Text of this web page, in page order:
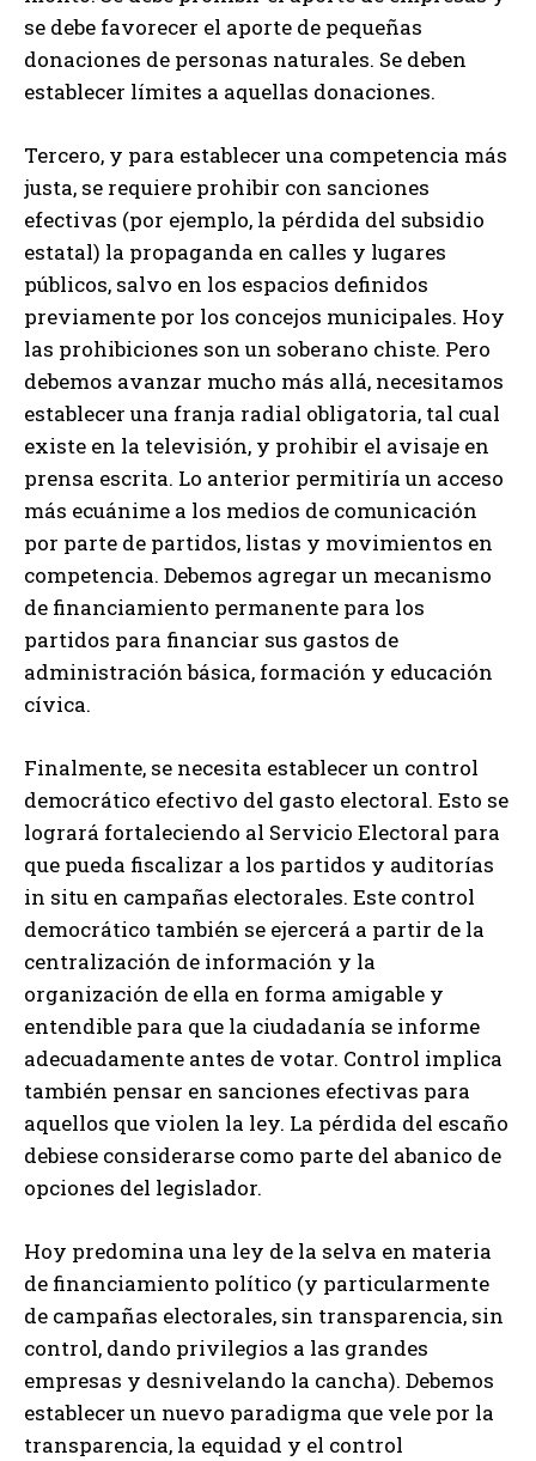
se debe favorecer el aporte de pequeñas
donaciones de personas naturales. Se deben
establecer límites a aquellas donaciones.
Tercero, y para establecer una competencia más
justa, se requiere prohibir con sanciones
efectivas (por ejemplo, la pérdida del subsidio
estatal) la propaganda en calles y lugares
públicos, salvo en los espacios definidos
previamente por los concejos municipales. Hoy
las prohibiciones son un soberano chiste. Pero
debemos avanzar mucho más allá, necesitamos
establecer una franja radial obligatoria, tal cual
existe en la televisión, y prohibir el avisaje en
prensa escrita. Lo anterior permitiría un acceso
más ecuánime a los medios de comunicación
por parte de partidos, listas y movimientos en
competencia. Debemos agregar un mecanismo
de financiamiento permanente para los
partidos para financiar sus gastos de
administración básica, formación y educación
cívica.
Finalmente, se necesita establecer un control
democrático efectivo del gasto electoral. Esto se
logrará fortaleciendo al Servicio Electoral para
que pueda fiscalizar a los partidos y auditorías
in situ en campañas electorales. Este control
democrático también se ejercerá a partir de la
centralización de información y la
organización de ella en forma amigable y
entendible para que la ciudadanía se informe
adecuadamente antes de votar. Control implica
también pensar en sanciones efectivas para
aquellos que violen la ley. La pérdida del escaño
debiese considerarse como parte del abanico de
opciones del legislador.
Hoy predomina una ley de la selva en materia
de financiamiento político (y particularmente
de campañas electorales, sin transparencia, sin
control, dando privilegios a las grandes
empresas y desnivelando la cancha). Debemos
establecer un nuevo paradigma que vele por la
transparencia, la equidad y el control